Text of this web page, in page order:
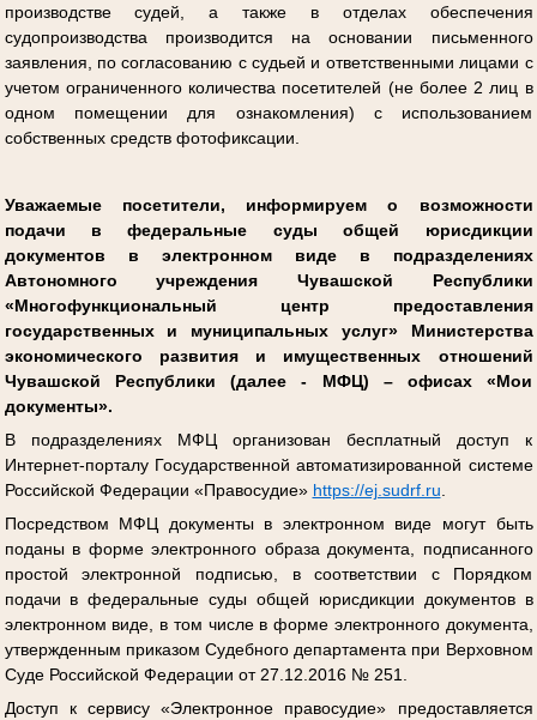
производстве судей, а также в отделах обеспечения
судопроизводства производится на основании письменного
заявления, по согласованию с судьей и ответственными лицами с
учетом ограниченного количества посетителей (не более 2 лиц в
одном помещении для ознакомления) с использованием
собственных средств фотофиксации.
Уважаемые посетители, информируем о возможности
подачи в федеральные суды общей юрисдикции
документов в электронном виде в подразделениях
Автономного учреждения Чувашской Республики
«Многофункциональный центр предоставления
государственных и муниципальных услуг» Министерства
экономического развития и имущественных отношений
Чувашской Республики (далее - МФЦ) – офисах «Мои
документы».
В подразделениях МФЦ организован бесплатный доступ к
Интернет-порталу Государственной автоматизированной системе
Российской Федерации «Правосудие» https://ej.sudrf.ru
Посредством МФЦ документы в электронном виде могут быть
поданы в форме электронного образа документа, подписанного
простой электронной подписью, в соответствии с Порядком
подачи в федеральные суды общей юрисдикции документов в
электронном виде, в том числе в форме электронного документа,
утвержденным приказом Судебного департамента при Верховном
Суде Российской Федерации от 27.12.2016 № 251.
Доступ к сервису «Электронное правосудие» предоставляется